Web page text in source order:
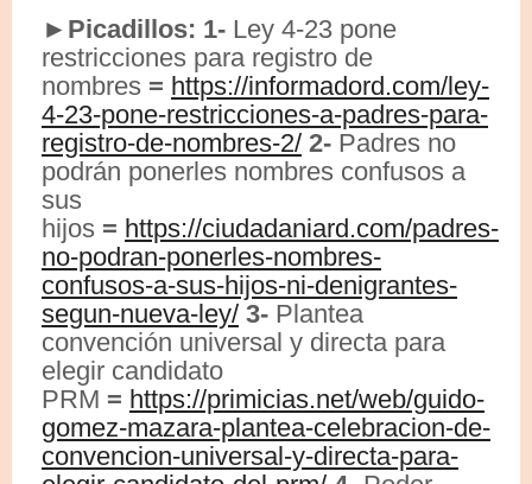
►Picadillos: 1- Ley 4-23 pone
restricciones para registro de
nombres = https://informadord.com/ley-
4-23-pone-restricciones-a-padres-para-
registro-de-nombres-2/ 2- Padres no
podrán ponerles nombres confusos a
sus
hijos = https://ciudadaniard.com/padres-
no-podran-ponerles-nombres-
confusos-a-sus-hijos-ni-denigrantes-
segun-nueva-ley/ 3- Plantea
convención universal y directa para
elegir candidato
PRM = https://primicias.net/web/guido-
gomez-mazara-plantea-celebracion-de-
convencion-universal-y-directa-para-